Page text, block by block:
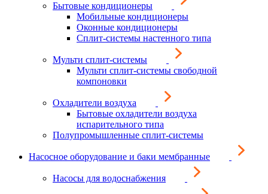
Бытовые кондиционеры
Мобильные кондиционеры
Оконные кондиционеры
Сплит-системы настенного типа
Мульти сплит-системы
Мульти сплит-системы свободной
компоновки
Охладители воздуха
Бытовые охладители воздуха
испарительного типа
Полупромышленные сплит-системы
Насосное оборудование и баки мембранные
Насосы для водоснабжения